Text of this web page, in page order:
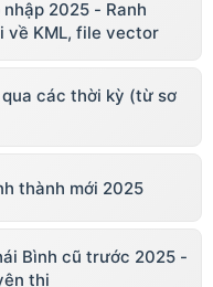
2025 - Ranh
về KML, file vector
các thời kỳ (từ sơ
thành mới 2025
Bình cũ trước 2025 -
thị